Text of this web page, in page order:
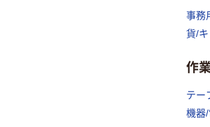
事務
貨/
作
テー
機器/